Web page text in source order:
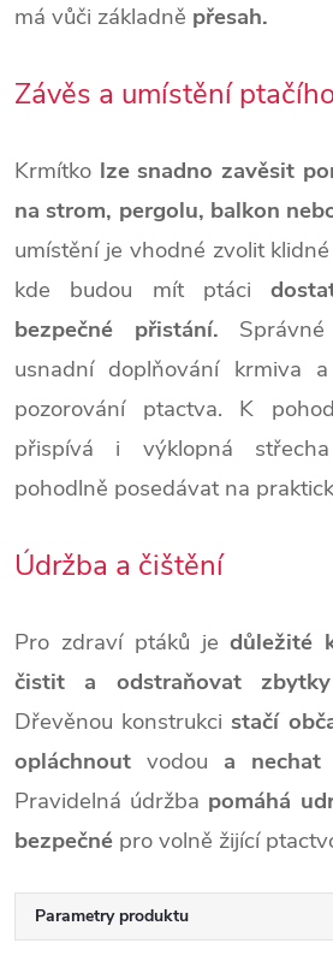
má vůči základně přesah.
Závěs a umístění
Krmítko lze snadno zavěsit
na strom, pergolu, balkon
umístění je vhodné zvolit
kde budou mít ptáci
bezpečné přistání.
usnadní doplňování krmiva
pozorování ptactva. K
přispívá i výklopná
pohodlně posedávat na
Údržba a čištění
Pro zdraví ptáků jedůležité
čistit a odstraňovat
Dřevěnou konstrukcistačí
opláchnout vodou a nechat
Pravidelná údržba pomáhá
bezpečné pro volně žijící
Parametry produktu